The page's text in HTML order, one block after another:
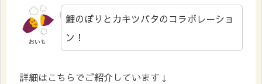
おいも
鯉のぼりとカキツバタのコラボレーショ
ン！
詳細はこちらでご紹介しています↓